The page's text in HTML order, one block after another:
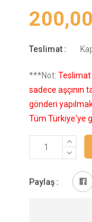
200,00
Teslimat :
***Not: Teslimat
sadece aşçının
gönderi
Tüm Türkiye'ye
Paylaş :